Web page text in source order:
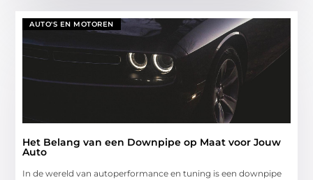
AUTO'S EN MOTOREN
Het Belang van een Downpipe op Maat voor Jouw
Auto
In de wereld van autoperformance en tuning is een downpipe